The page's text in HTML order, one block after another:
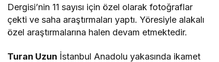
Dergisi’nin 11 sayısı için özel olarak fotoğraflar
çekti ve saha araştırmaları yaptı. Yöresiyle alakalı
özel araştırmalarına halen devam etmektedir.
Turan Uzun İstanbul Anadolu yakasında ikamet